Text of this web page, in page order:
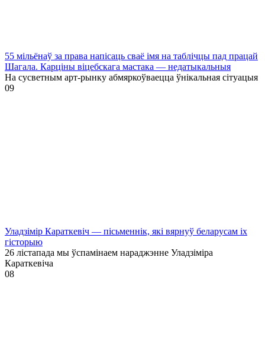
55 мільёнаў за права напісаць сваё імя на таблічцы пад працай
Шагала. Карціны віцебскага мастака — недатыкальныя
На сусветным арт-рынку абмяркоўваецца ўнікальная сітуацыя
09
Уладзімір Караткевіч — пісьменнік, які вярнуў беларусам іх
гісторыю
26 лістапада мы ўспамінаем нараджэнне Уладзіміра
Караткевіча
08